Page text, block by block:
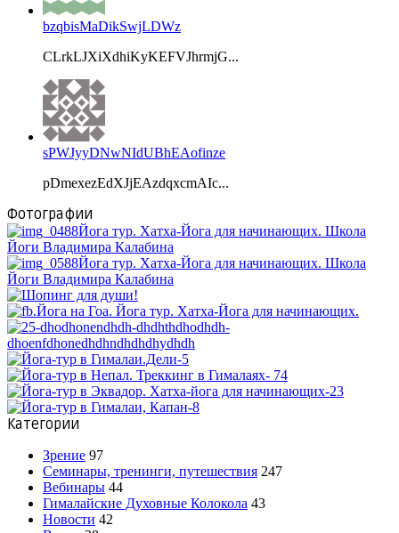
bzqbisMaDikSwjLDWz
CLrkLJXiXdhiKyKEFVJhrmjG...
sPWJyyDNwNIdUBhEAofinze
pDmexezEdXJjEAzdqxcmAIc...
Фотографии
Категории
Зрение 97
Семинары, тренинги, путешествия 247
Вебинары 44
Гималайские Духовные Колокола 43
Новости 42